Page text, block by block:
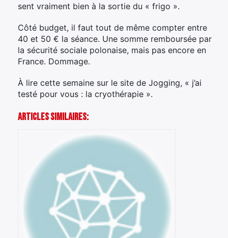
sent vraiment bien à la sortie du « frigo ».
Côté budget, il faut tout de même compter entre
40 et 50 € la séance. Une somme remboursée par
la sécurité sociale polonaise, mais pas encore en
France. Dommage.
À lire cette semaine sur le site de Jogging, « j’ai
testé pour vous : la cryothérapie ».
Articles Similaires: